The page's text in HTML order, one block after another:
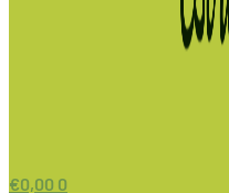
€0,00 0